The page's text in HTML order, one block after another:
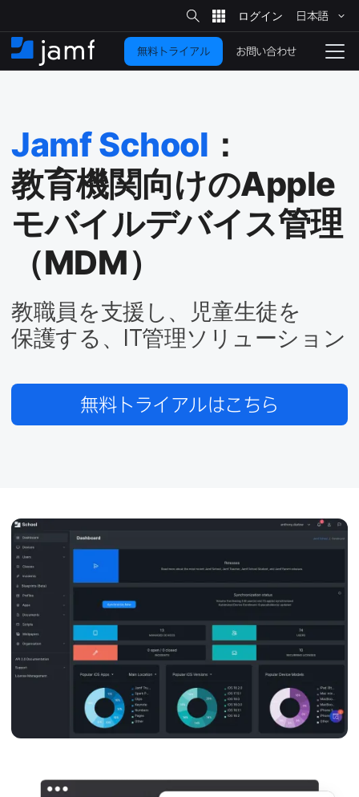
イ
ン
コ
に
​
移
動
サ
イ
ト
検
索
日本語
ホ
ー
ナ
​
り
​
無料トライアル お問い合わせ
Jamf School ：
教育機関向けのApple
モバイルデバイス管理​
（MDM）
教職員を​支援し、​児童生徒を​
保護する、 IT管理ソリューション
無料トライアルは​こちら